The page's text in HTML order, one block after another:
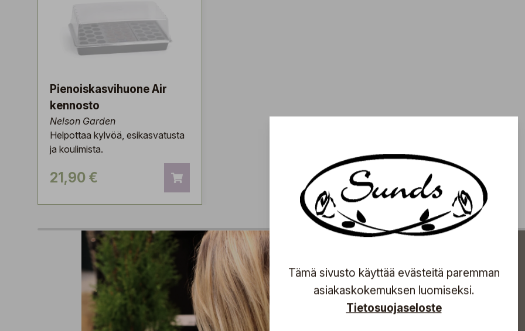
Pienoiskasvihuone Air
kennosto
Nelson Garden
Helpottaa kylvöä, esikasvatusta
ja koulimista.
21,90 €
Tämä sivusto käyttää evästeitä paremman
asiakaskokemuksen luomiseksi.
Tietosuojaseloste